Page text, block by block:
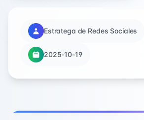
Estratega de Redes Sociales
2025-10-19